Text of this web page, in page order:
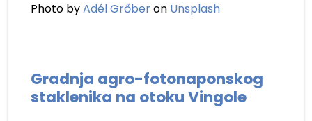
Photo byAdél Grőberon Unsplash
Gradnja agro-fotonaponskog
staklenika na otoku Vingole